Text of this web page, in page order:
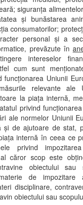
siguranţa
şi bunăstarea
consumatorilor;
personal şi a
prevăzute în
intereselor
cum sunt
funcţionarea Uniunii
relevante ale
la piaţa internă,
privind
ale normelor Uniunii
şi de ajutoare de stat,
internă în ceea ce
privind
căror scop este
obiectului sau
de impozitare
disciplinare,
obiectului sau